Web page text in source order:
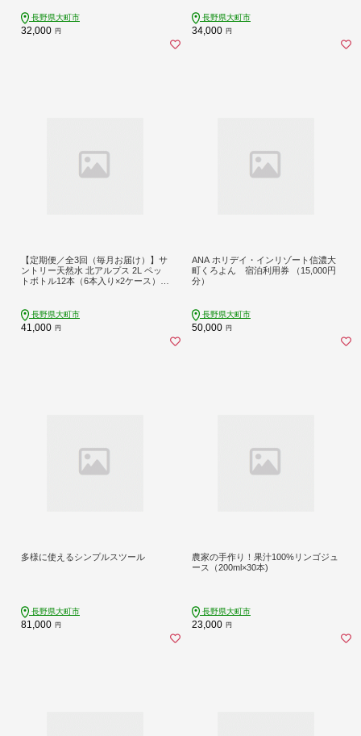
長野県大町市
32,000 円
期便 送料無料 長野県 大町市
長野県大町市
34,000 円
【定期便／全3回（毎月お届け）】サ
ントリー天然水 北アルプス 2L ペッ
トボトル12本（6本入り×2ケース）|
気 おすすめ 2リットル 送料無料 定期
便 長野県 大町市
長野県大町市
41,000 円
ANA ホリデイ・インリゾート信濃大
町くろよん 宿泊利用券 （15,000円
分）
長野県大町市
50,000 円
多様に使えるシンプルスツール
長野県大町市
81,000 円
農家の手作り！果汁100%リンゴジュ
ース（200ml×30本)
長野県大町市
23,000 円